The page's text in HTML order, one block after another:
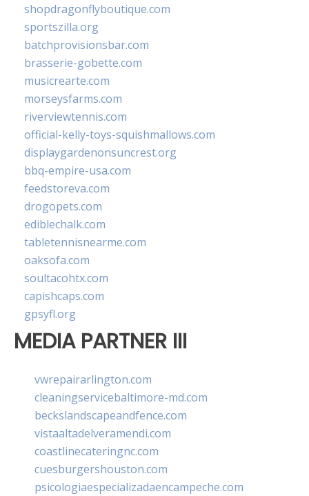
shopdragonflyboutique.com
sportszilla.org
batchprovisionsbar.com
brasserie-gobette.com
musicrearte.com
morseysfarms.com
riverviewtennis.com
official-kelly-toys-squishmallows.com
displaygardenonsuncrest.org
bbq-empire-usa.com
feedstoreva.com
drogopets.com
ediblechalk.com
tabletennisnearme.com
oaksofa.com
soultacohtx.com
capishcaps.com
gpsyfl.org
MEDIA PARTNER III
vwrepairarlington.com
cleaningservicebaltimore-md.com
beckslandscapeandfence.com
vistaaltadelveramendi.com
coastlinecateringnc.com
cuesburgershouston.com
psicologiaespecializadaencampeche.com